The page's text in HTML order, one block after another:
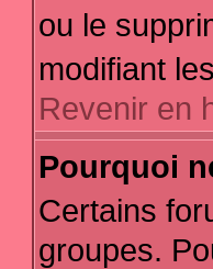
ou le
modifiant
Revenir en
Pourquoi
Certains
groupes.